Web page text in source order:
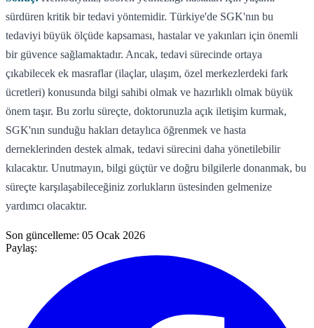
sürdüren kritik bir tedavi yöntemidir. Türkiye'de SGK'nın bu
tedaviyi büyük ölçüde kapsaması, hastalar ve yakınları için önemli
bir güvence sağlamaktadır. Ancak, tedavi sürecinde ortaya
çıkabilecek ek masraflar (ilaçlar, ulaşım, özel merkezlerdeki fark
ücretleri) konusunda bilgi sahibi olmak ve hazırlıklı olmak büyük
önem taşır. Bu zorlu süreçte, doktorunuzla açık iletişim kurmak,
SGK'nın sunduğu hakları detaylıca öğrenmek ve hasta
derneklerinden destek almak, tedavi sürecini daha yönetilebilir
kılacaktır. Unutmayın, bilgi güçtür ve doğru bilgilerle donanmak, bu
süreçte karşılaşabileceğiniz zorlukların üstesinden gelmenize
yardımcı olacaktır.
Son güncelleme: 05 Ocak 2026
Paylaş: